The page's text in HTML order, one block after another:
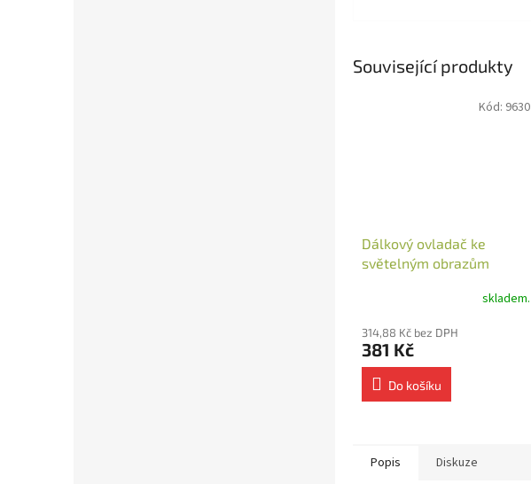
Související produkty
Dálkový ovladač ke
světelným obrazům
skladem.
314,88 Kč bez DPH
381 Kč
Do košíku
Kód: 9630
Popis Diskuze